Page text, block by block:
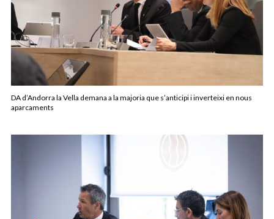
DA d’Andorra la Vella demana a la majoria que s’anticipi i inverteixi en nous
aparcaments